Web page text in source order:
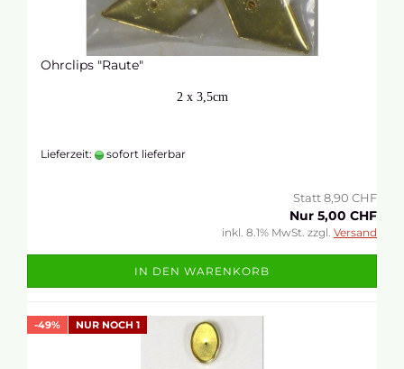
Ohrclips "Raute"
2 x 3,5cm
Lieferzeit: sofort lieferbar
Statt 8,90 CHF
Nur 5,00 CHF
inkl. 8.1% MwSt. zzgl. Versand
IN DEN WARENKORB
-49% NUR NOCH 1